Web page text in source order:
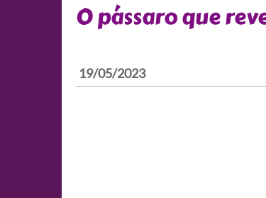
O pássaro que
19/05/2023